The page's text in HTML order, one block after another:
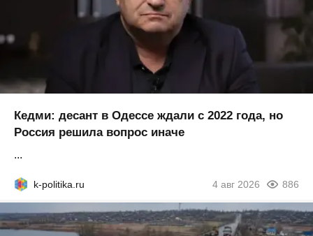
Кедми: десант в Одессе ждали с 2022 года, но
Россия решила вопрос иначе
...
k-politika.ru 4 авг 2026 886